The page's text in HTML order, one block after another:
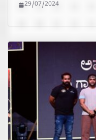
29/07/2024